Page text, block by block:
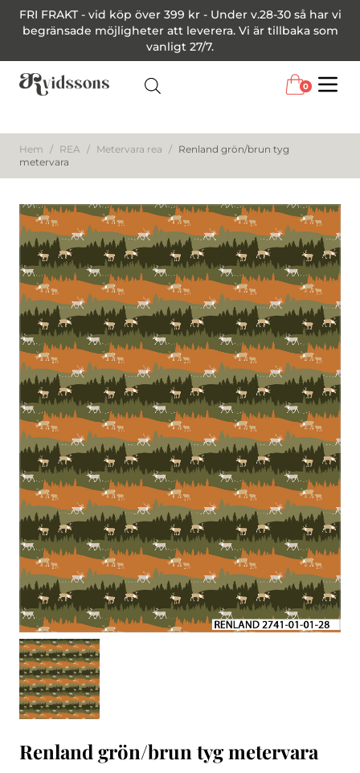
FRI FRAKT - vid köp över 399 kr - Under v.28-30 så har vi
begränsade möjligheter att leverera. Vi är tillbaka som
vanligt 27/7.
0
Hem / REA / Metervara rea / Renland grön/brun tyg
metervara
1/1
Renland grön/brun tyg metervara